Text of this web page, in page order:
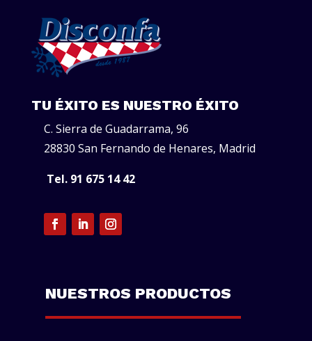
TU ÉXITO ES NUESTRO ÉXITO
C. Sierra de Guadarrama, 96
28830 San Fernando de Henares, Madrid
Tel. 91 675 14 42
NUESTROS PRODUCTOS